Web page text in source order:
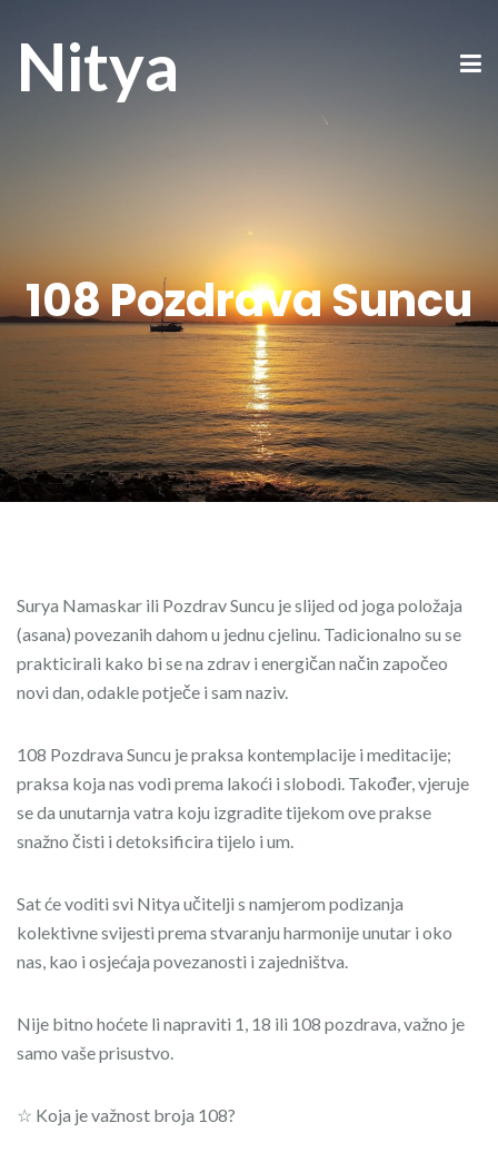
Nitya
108 Pozdrava Suncu
Surya Namaskar ili Pozdrav Suncu je slijed od joga položaja
(asana) povezanih dahom u jednu cjelinu. Tadicionalno su se
prakticirali kako bi se na zdrav i energičan način započeo
novi dan, odakle potječe i sam naziv.
108 Pozdrava Suncu je praksa kontemplacije i meditacije;
praksa koja nas vodi prema lakoći i slobodi. Također, vjeruje
se da unutarnja vatra koju izgradite tijekom ove prakse
snažno čisti i detoksificira tijelo i um.
Sat će voditi svi Nitya učitelji s namjerom podizanja
kolektivne svijesti prema stvaranju harmonije unutar i oko
nas, kao i osjećaja povezanosti i zajedništva.
Nije bitno hoćete li napraviti 1, 18 ili 108 pozdrava, važno je
samo vaše prisustvo.
☆ Koja je važnost broja 108?